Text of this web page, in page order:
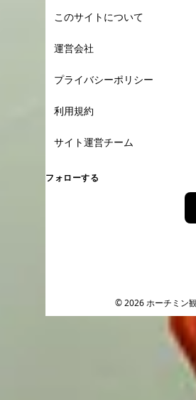
このサイトについて
運営会社
プライバシーポリシー
利用規約
サイト運営チーム
フォローする
© 2026 ホーチミン